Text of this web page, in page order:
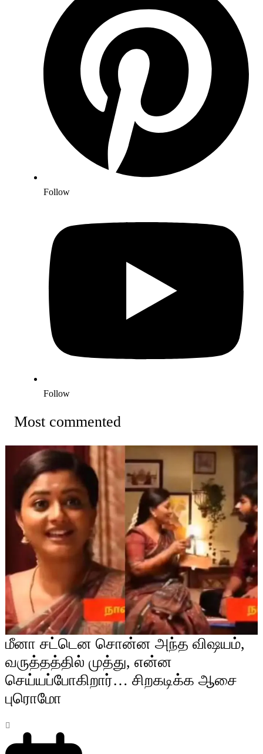
Follow
Follow
Most commented
மீனா சட்டென சொன்ன அந்த விஷயம்,
வருத்தத்தில் முத்து, என்ன
செய்யப்போகிறார்… சிறகடிக்க ஆசை
புரொமோ